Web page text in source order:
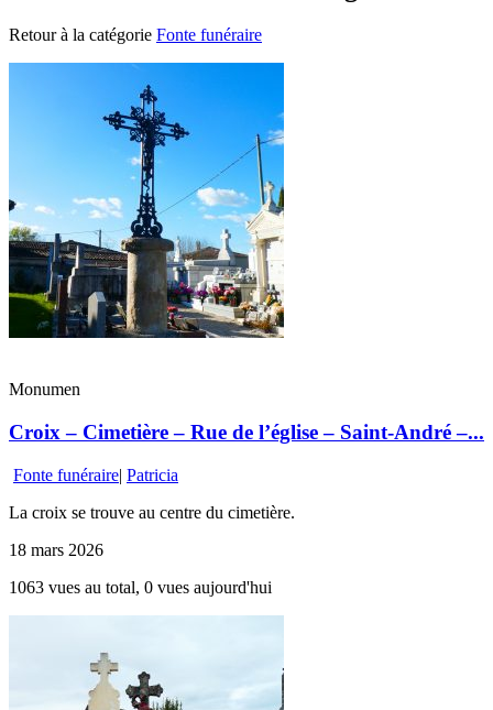
Retour à la catégorie Fonte funéraire
Monumen
Croix – Cimetière – Rue de l’église – Saint-André –...
Fonte funéraire| Patricia
La croix se trouve au centre du cimetière.
18 mars 2026
1063 vues au total, 0 vues aujourd'hui